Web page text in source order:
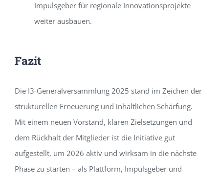
Impulsgeber für regionale Innovationsprojekte
weiter ausbauen.
Fazit
Die I3-Generalversammlung 2025 stand im Zeichen der
strukturellen Erneuerung und inhaltlichen Schärfung.
Mit einem neuen Vorstand, klaren Zielsetzungen und
dem Rückhalt der Mitglieder ist die Initiative gut
aufgestellt, um 2026 aktiv und wirksam in die nächste
Phase zu starten – als Plattform, Impulsgeber und